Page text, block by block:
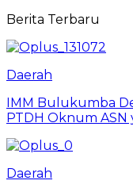
Berita Terbaru
Daerah
IMM Bulukumba
PTDH Oknum ASN
Daerah